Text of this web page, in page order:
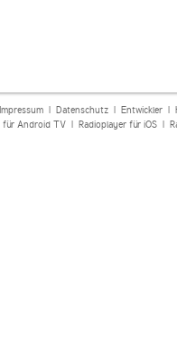
Impressum| Datenschutz| Entwickler|
für Android TV| Radioplayer für iOS|